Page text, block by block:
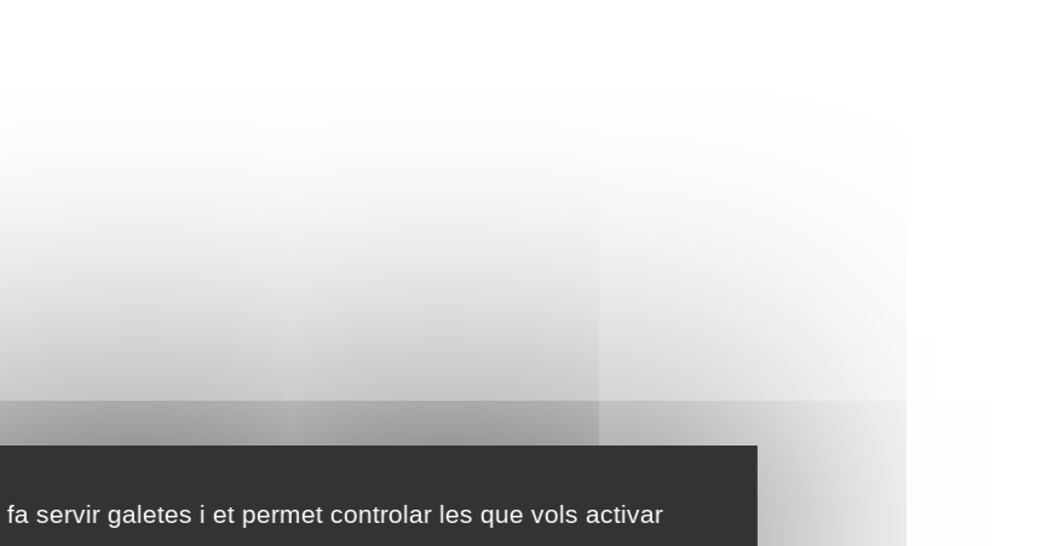
servir galetes i et permet controlar les que vols activar